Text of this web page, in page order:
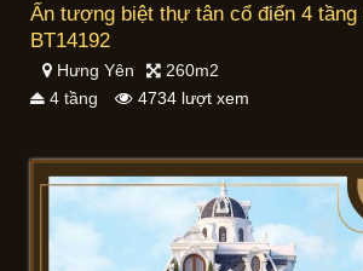
Ấn tượng biệt thự tân cổ điển 4 tầng
BT14192
Hưng Yên
260m2
4 tầng
4734 lượt xem